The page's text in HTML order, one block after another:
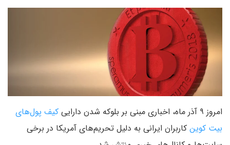
امروز ۹ آذر ماه، اخباری مبنی بر بلوکه شدن دارایی
کیف پول‌های
بیت کوین کاربران ایرانی به دلیل تحریم‌های آمریکا در برخی